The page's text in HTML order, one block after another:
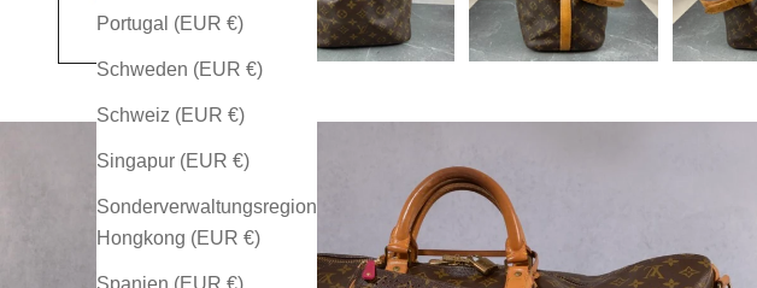
Portugal (EUR €)
Schweden (EUR €)
Schweiz (EUR €)
Singapur (EUR €)
Sonderverwaltungsregion
Hongkong (EUR €)
Spanien (EUR €)